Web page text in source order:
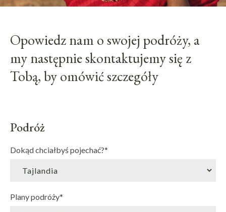
Opowiedz nam o swojej podróży, a
my następnie skontaktujemy się z
Tobą, by omówić szczegóły
Podróż
Dokąd chciałbyś pojechać?*
Plany podróży*